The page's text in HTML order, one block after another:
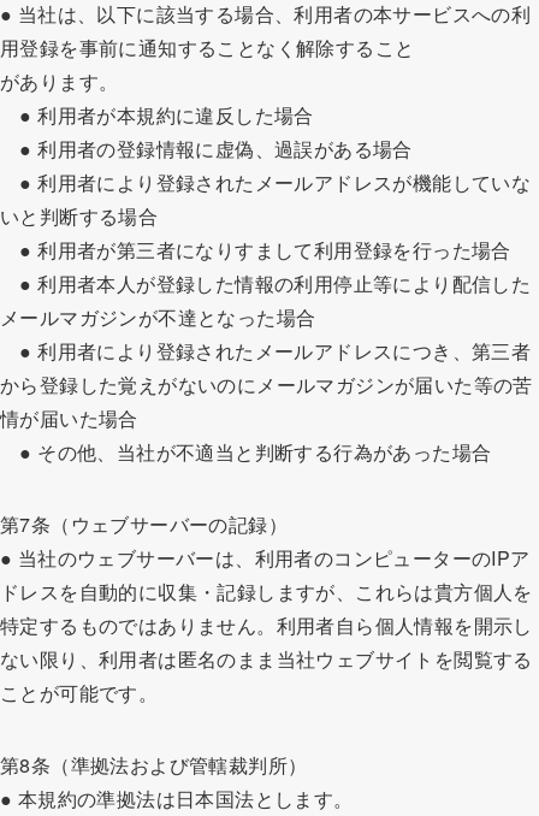
● 当社は、以下に該当する場合、利用者の本サービスへの利
用登録を事前に通知することなく解除すること
があります。
● 利用者が本規約に違反した場合
● 利用者の登録情報に虚偽、過誤がある場合
● 利用者により登録されたメールアドレスが機能していな
いと判断する場合
● 利用者が第三者になりすまして利用登録を行った場合
● 利用者本人が登録した情報の利用停止等により配信した
メールマガジンが不達となった場合
● 利用者により登録されたメールアドレスにつき、第三者
から登録した覚えがないのにメールマガジンが届いた等の苦
情が届いた場合
● その他、当社が不適当と判断する行為があった場合
第7条（ウェブサーバーの記録）
● 当社のウェブサーバーは、利用者のコンピューターのIPア
ドレスを自動的に収集・記録しますが、これらは貴方個人を
特定するものではありません。利用者自ら個人情報を開示し
ない限り、利用者は匿名のまま当社ウェブサイトを閲覧する
ことが可能です。
第8条（準拠法および管轄裁判所）
● 本規約の準拠法は日本国法とします。